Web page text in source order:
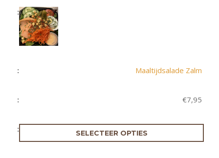
Maaltijdsalade Zalm
€7,95
SELECTEER OPTIES